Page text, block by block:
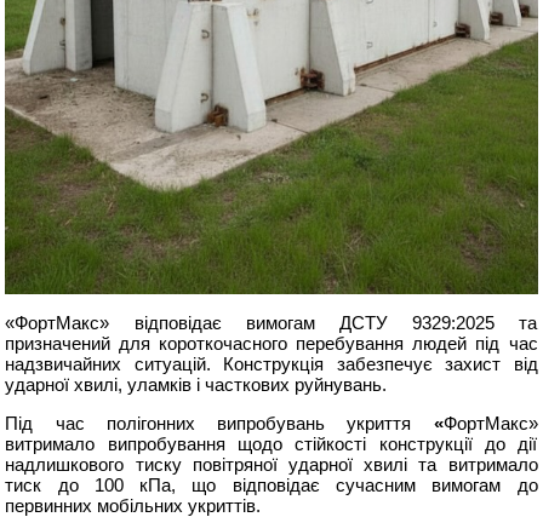
«ФортМакс» відповідає вимогам ДСТУ 9329:2025 та
призначений для короткочасного перебування людей під час
надзвичайних ситуацій. Конструкція забезпечує захист від
ударної хвилі, уламків і часткових руйнувань.
Під час полігонних випробувань укриття «ФортМакс»
витримало випробування щодо стійкості конструкції до дії
надлишкового тиску повітряної ударної хвилі та витримало
тиск до 100 кПа, що відповідає сучасним вимогам до
первинних мобільних укриттів.